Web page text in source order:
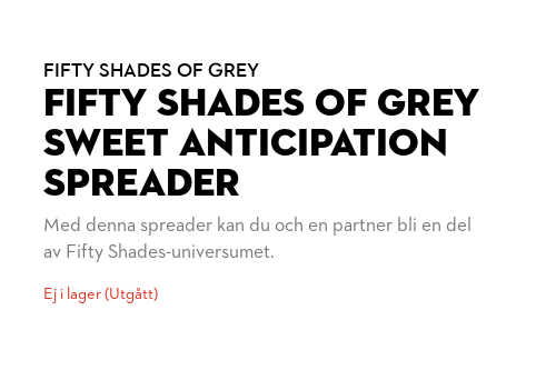
FIFTY SHADES OF GREY
FIFTY SHADES OF GREY
SWEET ANTICIPATION
SPREADER
Med denna spreader kan du och en partner bli en del
av Fifty Shades-universumet.
Ej i lager (Utgått)